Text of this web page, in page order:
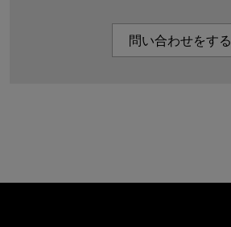
問い合わせをする